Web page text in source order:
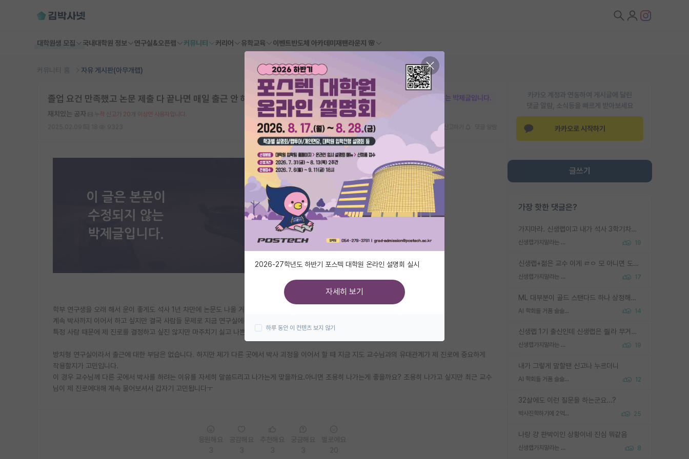
대학원생 모집 국내대학원 정보 연구실&오픈랩 커뮤니티 커리어 유학교육 이벤트반도체 아카데미 재팬라운지 🌸
커뮤니티 홈 자유 게시판(아무개랩)
카카오 계정과 연동하여 게시글에 달린
댓글 알람, 소식등을 빠르게 받아보세요
카카오로 시작하기
글쓰기
가장 핫한 댓글은?
가지마라. 신생랩이고 내가 석사 3학기차인데 최고참인데 나도 아무것도 모르는데 교수가 후배들 왜 논문 교육 안시키냐. 논문 왜 안 써오냐 닦달한다
신생랩가지말라는 이유가 있었구나 19
신생랩+젊은 교수 이게 ㄹㅇ 모 아니면 도인듯.
신생랩가지말라는 이유가 있었구나 17
ML 대부분이 골드 스탠다드 하나 상정해놓고 (벤치마크 데이터셋이 여러 개면 여러 개 상정) 그거 얼마나 잘 맞추나 싸움임 가끔 번뜩이는 설계 철학을 보여주는 논문들도 있지만 대부분 그거 성적 얼마나 더 올리느라에 혈안이 되어 있는 측면이 잇음
AI 학회들 거품 슬슬 지적이 나오네요 14
신생랩 1기 출신인데 신생랩은 줠라 무거운 바벨 같은거임. 들면 대박인데 못들면 깔려 죽음. 아무도 알려주지 않는 환경에서 자생해야하지만, 일단 살아남았다면 그 어떤 사람보다 악착같고 생존력 높은 사람으로 거듭날 수 있음
신생랩가지말라는 이유가 있었구나 19
내가 그렇게 말할땐 신고나 누르더니
AI 학회들 거품 슬슬 지적이 나오네요 12
32살에도 이런 질문을 하는군요...?
박사진학하기에 2억은 괜찮은 (?) 정도의 경제력인가요 25
나랑 걍 판박이인 상황이네 진심 뭐같음
신생랩가지말라는 이유가 있었구나 8
본문이 수정되지 않는 박제글입니다.
졸업 요건 만족했고 논문 제출 다 끝나면 매일 출근 안 해도 되겠죠?
재치있는 공자
누적 신고가 20개 이상인 사용자입니다.
학부 연구생을 오래 해서 운이 좋게도 석사 1년 차만에 논문도 나올 거 같고 지금 하고 있는 연구도 곧 끝이 날 거 같습니다
계속 박사까지 이어서 하고 싶지만 결국 사람들 문제로 지금 연구실에선 석사까지만 하려고 합니다
특정 사람 때문에 제 진로를 결정하고 싶진 않지만 마주치기 싫고 나쁜 생각만 하게 되는 저 자신도 불쌍해서 하루라도 빨리 나가고 싶습니다
방치형 연구실이라서 출근에 대한 부담은 없습니다. 하지만 제가 다른 곳에서 박사 괴정을 이어서 할 때 지금 지도 교수님과의 유대관계가 제 진로에 중요하게
작용할지가 고민입니다.
이 경우 교수님께 다른 곳에서 박사를 하려는 이유를 자세히 말씀드리고 나가는게 맞을까요.아니면 조용히 나가는게 좋을까요? 조용히 나가고 싶지만 최근 교수
님이 제 진로에대해 계속 물어보셔서 갑자기 고민됩니다ㅜ
2026-27학년도 하반기 포스텍 대학원 온라인 설명회 실시
자세히 보기
하루 동안 이 컨텐츠 보지 않기